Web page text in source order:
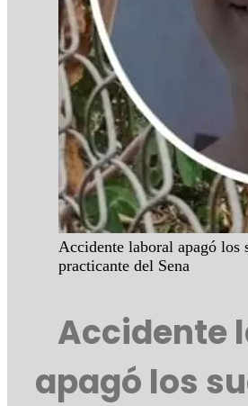
Accidente laboral apagó los
practicante del Sena
Accidente
apagó los